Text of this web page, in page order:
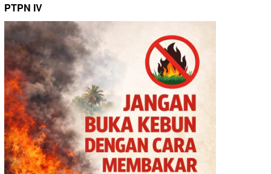
PTPN IV